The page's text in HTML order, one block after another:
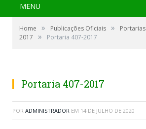
MENU
Home » Publicações Oficiais » Portarias
2017
» Portaria 407-2017
Portaria 407-2017
POR ADMINISTRADOR EM 14 DE JULHO DE 2020